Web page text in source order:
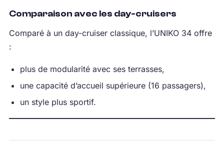
Comparaison avec les day-cruisers
Comparé à un day-cruiser classique, l’UNIKO 34 offre
:
plus de modularité avec ses terrasses,
une capacité d’accueil supérieure (16 passagers),
un style plus sportif.